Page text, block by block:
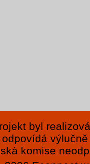
byl
komise